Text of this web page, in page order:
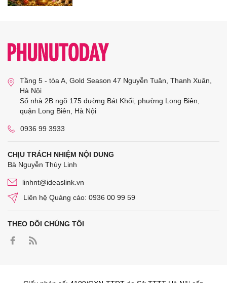
Tầng 5 - tòa A, Gold Season 47 Nguyễn Tuân, Thanh Xuân,
Hà Nội
Số nhà 2B ngõ 175 đường Bát Khối, phường Long Biên,
quận Long Biên, Hà Nội
0936 99 3933
CHỊU TRÁCH NHIỆM NỘI DUNG
Bà Nguyễn Thùy Linh
linhnt@ideaslink.vn
Liên hệ Quảng cáo: 0936 00 99 59
THEO DÕI CHÚNG TÔI